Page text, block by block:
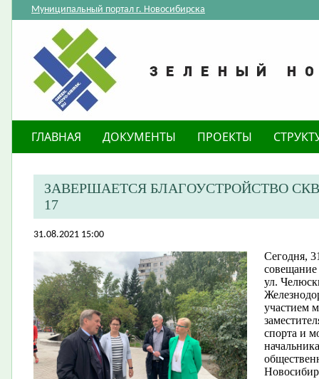
Муниципальный портал г. Новосибирска
ГЛАВНАЯ ДОКУМЕНТЫ ПРОЕКТЫ
ЗАВЕРШАЕТСЯ БЛАГОУСТРОЙСТВО
17
31.08.2021 15:00
​Сегодня,
совещание
ул.
участием
спорта и